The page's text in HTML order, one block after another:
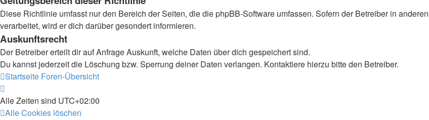
Diese Richtlinie umfasst nur den Bereich der Seiten, die die phpBB-Software umfassen. Sofern der Betreiber in
verarbeitet, wird er dich darüber gesondert informieren.
Auskunftsrecht
Der Betreiber erteilt dir auf Anfrage Auskunft, welche Daten über dich gespeichert sind.
Du kannst jederzeit die Löschung bzw. Sperrung deiner Daten verlangen. Kontaktiere hierzu bitte den Betreiber.
Startseite Foren-Übersicht
Alle Zeiten sind UTC+02:00
Alle Cookies löschen